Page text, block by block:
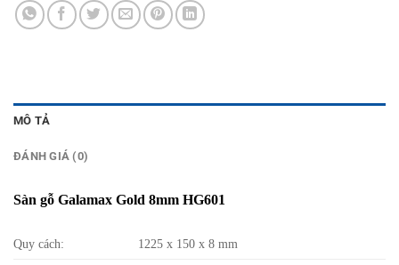
MÔ TẢ
ĐÁNH GIÁ (0)
Sàn gỗ Galamax Gold 8mm HG601
Quy cách: 1225 x 150 x 8 mm